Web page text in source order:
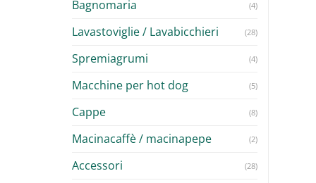
Bagnomaria (4)
Lavastoviglie / Lavabicchieri (28)
Spremiagrumi (4)
Macchine per hot dog (5)
Cappe (8)
Macinacaffè / macinapepe (2)
Accessori (28)